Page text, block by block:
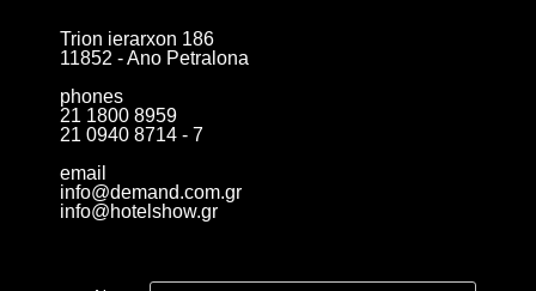
Trion ierarxon 186
11852 - Ano Petralona
phones
21 1800 8959
21 0940 8714 - 7
email
info@demand.com.gr
info@hotelshow.gr